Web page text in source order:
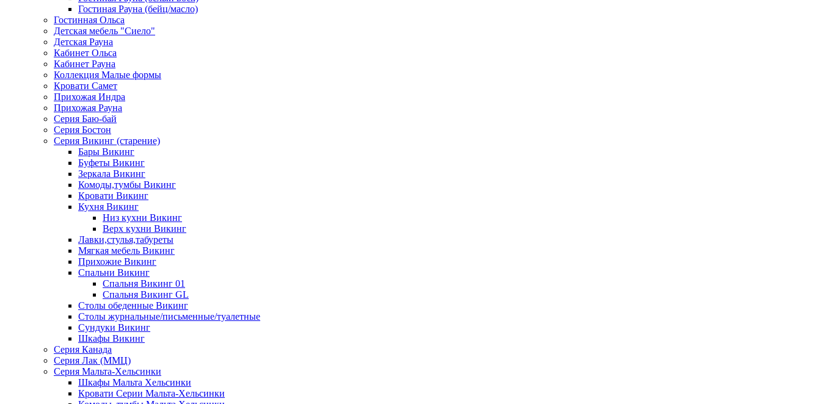
Гостиная Рауна (бейц/масло)
Гостинная Ольса
Детская мебель "Сиело"
Детская Рауна
Кабинет Ольса
Кабинет Рауна
Коллекция Малые формы
Кровати Самет
Прихожая Индра
Прихожая Рауна
Серия Баю-бай
Серия Бостон
Серия Викинг (старение)
Бары Викинг
Буфеты Викинг
Зеркала Викинг
Комоды,тумбы Викинг
Кровати Викинг
Кухня Викинг
Низ кухни Викинг
Верх кухни Викинг
Лавки,стулья,табуреты
Мягкая мебель Викинг
Прихожие Викинг
Спальни Викинг
Спальня Викинг 01
Спальня Викинг GL
Столы обеденные Викинг
Столы журнальные/письменные/туалетные
Сундуки Викинг
Шкафы Викинг
Серия Канада
Серия Лак (ММЦ)
Серия Мальта-Хельсинки
Шкафы Мальта Хельсинки
Кровати Серии Мальта-Хельсинки